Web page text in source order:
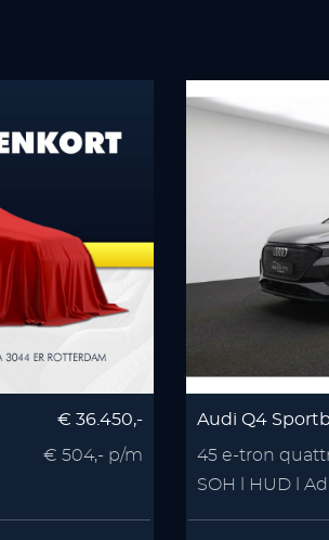
€ 36.450,-
€ 504,- p/m
Audi Q4
45 e-tron
SOH l HUD l